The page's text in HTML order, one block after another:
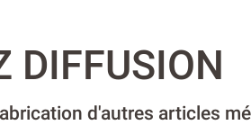
DIFFUSION
d'autres articles